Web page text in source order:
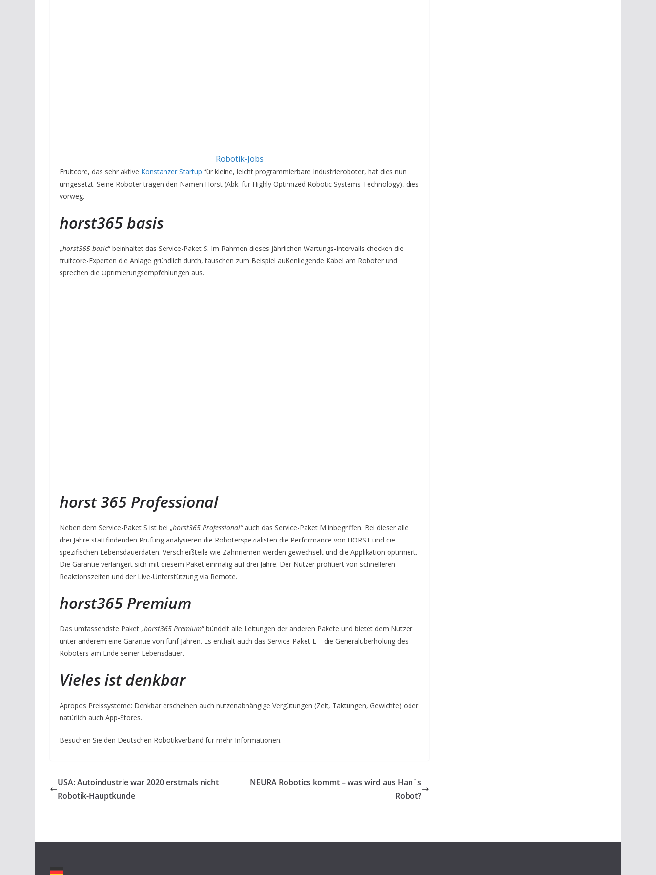
Robotik-Jobs
Fruitcore, das sehr aktive Konstanzer Startup für kleine, leicht programmierbare Industrieroboter, hat dies nun
umgesetzt. Seine Roboter tragen den Namen Horst (Abk. für Highly Optimized Robotic Systems Technology), dies
vorweg.
horst365 basis
„horst365 basic“ beinhaltet das Service-Paket S. Im Rahmen dieses jährlichen Wartungs-Intervalls checken die
fruitcore-Experten die Anlage gründlich durch, tauschen zum Beispiel außenliegende Kabel am Roboter und
sprechen die Optimierungsempfehlungen aus.
horst 365 Professional
Neben dem Service-Paket S ist bei „horst365 Professional“auch das Service-Paket M inbegriffen. Bei dieser alle
drei Jahre stattfindenden Prüfung analysieren die Roboterspezialisten die Performance von HORST und die
spezifischen Lebensdauerdaten. Verschleißteile wie Zahnriemen werden gewechselt und die Applikation optimiert.
Die Garantie verlängert sich mit diesem Paket einmalig auf drei Jahre. Der Nutzer profitiert von schnelleren
Reaktionszeiten und der Live-Unterstützung via Remote.
horst365 Premium
Das umfassendste Paket „horst365 Premium“ bündelt alle Leitungen der anderen Pakete und bietet dem Nutzer
unter anderem eine Garantie von fünf Jahren. Es enthält auch das Service-Paket L – die Generalüberholung des
Roboters am Ende seiner Lebensdauer.
Vieles ist denkbar
Apropos Preissysteme: Denkbar erscheinen auch nutzenabhängige Vergütungen (Zeit, Taktungen, Gewichte) oder
natürlich auch App-Stores.
Besuchen Sie den Deutschen Robotikverband für mehr Informationen.
USA: Autoindustrie war 2020 erstmals nicht
Robotik-Hauptkunde
NEURA Robotics kommt – was wird aus Han´s
Robot?